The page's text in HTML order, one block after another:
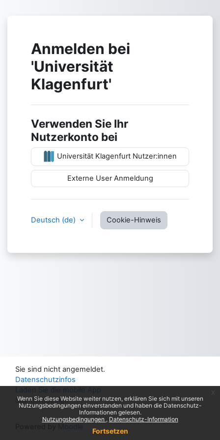
Wenn Sie diese Website weiter nutzen, erklären Sie sich mit unseren
Nutzungsbedingungen einverstanden und haben die Datenschutz-
Informationen gelesen.
Nutzungsbedingungen
Datenschutz-Information
Fortsetzen
Anmelden bei
'Universität
Klagenfurt'
Verwenden Sie Ihr
Nutzerkonto bei
Universität Klagenfurt Nutzer:innen
Externe User Anmeldung
Deutsch ‎(de)‎ Cookie-Hinweis
Sie sind nicht angemeldet.
Datenschutzinfos
Laden Sie die mobile App
Standarddesign
Moodle